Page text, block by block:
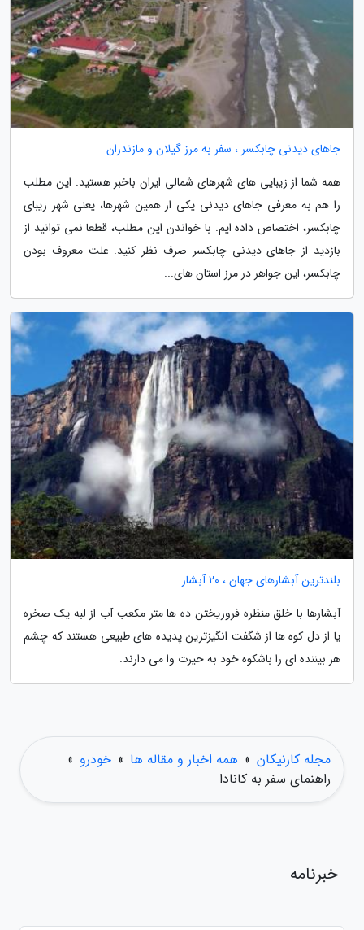
جاهای دیدنی چابکسر ، سفر به مرز گیلان و مازندران
همه شما از زیبایی های شهرهای شمالی ایران باخبر هستید. این مطلب
را هم به معرفی جاهای دیدنی یکی از همین شهرها، یعنی شهر زیبای
چابکسر، اختصاص داده ایم. با خواندن این مطلب، قطعا نمی توانید از
بازدید از جاهای دیدنی چابکسر صرف نظر کنید. علت معروف بودن
چابکسر، این جواهر در مرز استان های...
بلندترین آبشارهای جهان ، 20 آبشار
آبشارها با خلق منظره فروریختن ده ها متر مکعب آب از لبه یک صخره
یا از دل کوه ها از شگفت انگیزترین پدیده های طبیعی هستند که چشم
هر بیننده ای را باشکوه خود به حیرت وا می دارند.
مجله کارنیکان » همه اخبار و مقاله ها » خودرو »
راهنمای سفر به کانادا
خبرنامه